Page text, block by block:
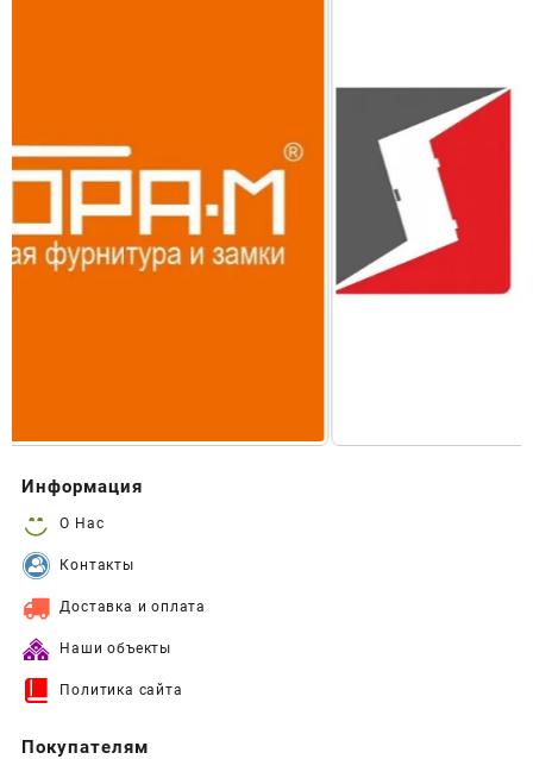
Информация
О Нас
Контакты
Доставка и оплата
Наши объекты
Политика сайта
Покупателям